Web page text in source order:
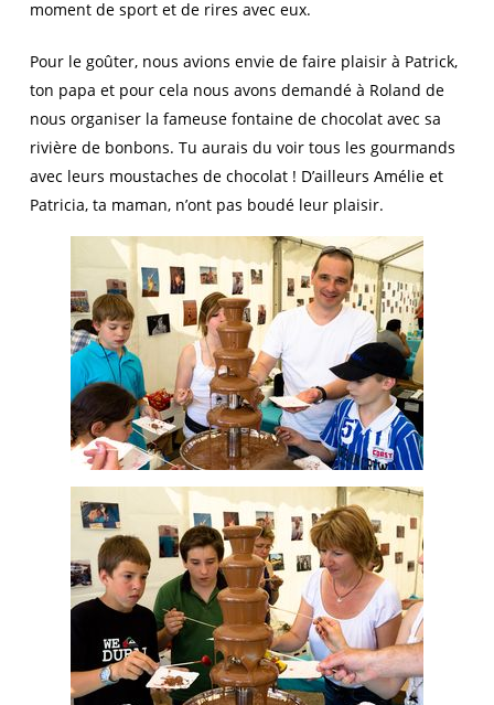
moment de sport et de rires avec eux.
Pour le goûter, nous avions envie de faire plaisir à Patrick,
ton papa et pour cela nous avons demandé à Roland de
nous organiser la fameuse fontaine de chocolat avec sa
rivière de bonbons. Tu aurais du voir tous les gourmands
avec leurs moustaches de chocolat ! D’ailleurs Amélie et
Patricia, ta maman, n’ont pas boudé leur plaisir.